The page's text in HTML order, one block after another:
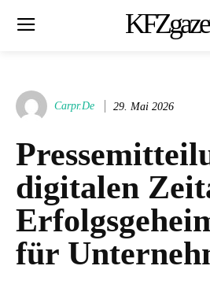
Carpr.de 29. Mai 2026
digitalen
für